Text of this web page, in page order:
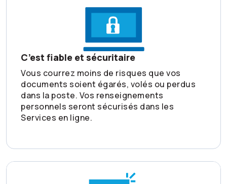
C’est fiable et sécuritaire
Vous courrez moins de risques que vos
documents soient égarés, volés ou perdus
dans la poste. Vos renseignements
personnels seront sécurisés dans les
Services en ligne.